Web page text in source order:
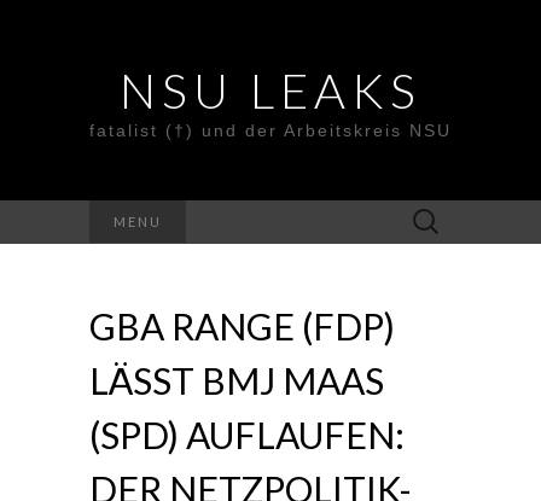
NSU LEAKS
fatalist (†) und der Arbeitskreis NSU
MENU
Suche
nach:
GBA RANGE (FDP)
LÄSST BMJ MAAS
(SPD) AUFLAUFEN:
DER NETZPOLITIK-